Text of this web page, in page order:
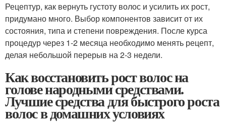
Рецептур, как вернуть густоту волос и усилить их рост,
придумано много. Выбор компонентов зависит от их
состояния, типа и степени повреждения. После курса
процедур через 1-2 месяца необходимо менять рецепт,
делая небольшой перерыв на 2-3 недели.
Как восстановить рост волос на
голове народными средствами.
Лучшие средства для быстрого роста
волос в домашних условиях